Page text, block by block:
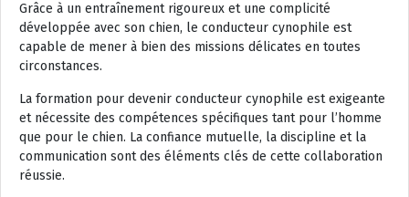
Grâce à un entraînement rigoureux et une complicité
développée avec son chien, le conducteur cynophile est
capable de mener à bien des missions délicates en toutes
circonstances.
La formation pour devenir conducteur cynophile est exigeante
et nécessite des compétences spécifiques tant pour l’homme
que pour le chien. La confiance mutuelle, la discipline et la
communication sont des éléments clés de cette collaboration
réussie.